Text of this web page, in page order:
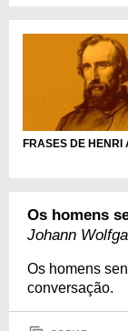
FRASES DE HENRI
Os homens
Johann
Os homens
conversação.